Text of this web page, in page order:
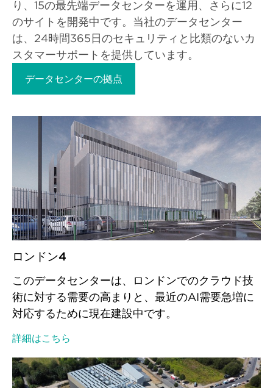
り、15の最先端データセンターを運用、さらに12
のサイトを開発中です。当社のデータセンター
は、24時間365日のセキュリティと比類のないカ
スタマーサポートを提供しています。
データセンターの拠点
ロンドン4
このデータセンターは、ロンドンでのクラウド技
術に対する需要の高まりと、最近のAI需要急増に
対応するために現在建設中です。
詳細はこちら